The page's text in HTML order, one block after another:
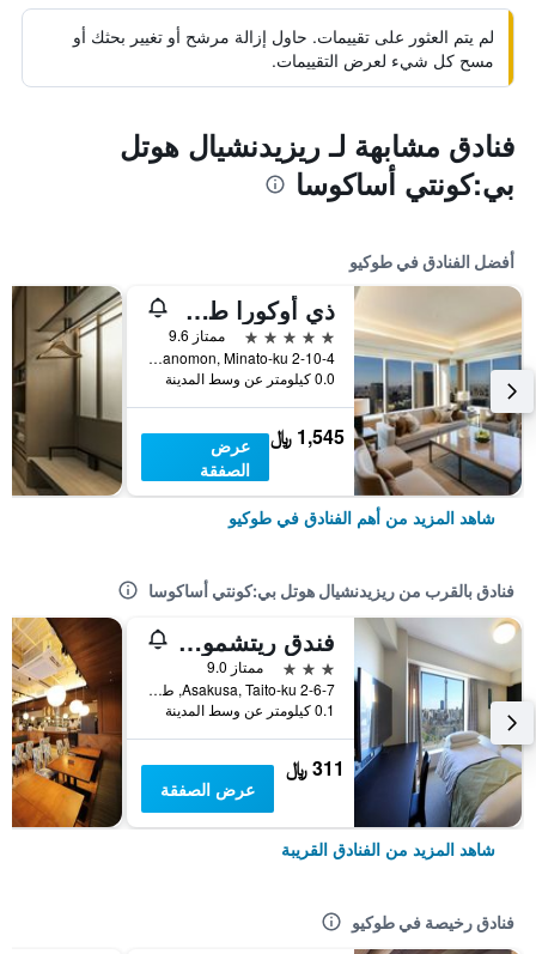
لم يتم العثور على تقييمات. حاول إزالة مرشح أو تغيير بحثك أو
مسح كل شيء لعرض التقييمات.
فنادق مشابهة لـ ريزيدنشيال هوتل
بي:كونتي أساكوسا
أفضل الفنادق في طوكيو
ذي أوكورا طوكيو
5 نجوم
ممتاز 9.6
2-10-4 Toranomon, Minato-ku, طوكيو, اليابان
0.0 كيلومتر عن وسط المدينة
1,545 ﷼
عرض
الصفقة
شاهد المزيد من أهم الفنادق في طوكيو
فنادق بالقرب من ريزيدنشيال هوتل بي:كونتي أساكوسا
فندق ريتشموند بريمير أساكوسا انترناشونال
3 نجوم
ممتاز 9.0
2-6-7 Asakusa, Taito-ku, طوكيو, اليابان
0.1 كيلومتر عن وسط المدينة
311 ﷼
عرض الصفقة
شاهد المزيد من الفنادق القريبة
فنادق رخيصة في طوكيو